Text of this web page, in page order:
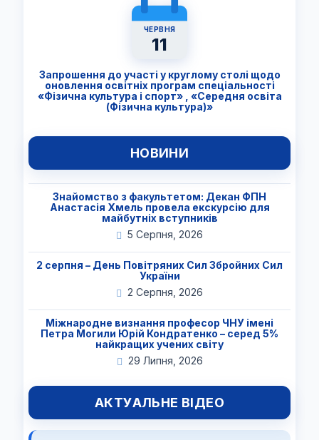
ЧЕРВНЯ
11
Запрошення до участі у круглому столі щодо
оновлення освітніх програм спеціальності
«Фізична культура і спорт» , «Середня освіта
(Фізична культура)»
НОВИНИ
Знайомство з факультетом: Декан ФПН
Анастасія Хмель провела екскурсію для
майбутніх вступників
5 Серпня, 2026
2 серпня – День Повітряних Сил Збройних Сил
України
2 Серпня, 2026
Міжнародне визнання професор ЧНУ імені
Петра Могили Юрій Кондратенко – серед 5%
найкращих учених світу
29 Липня, 2026
АКТУАЛЬНЕ ВІДЕО